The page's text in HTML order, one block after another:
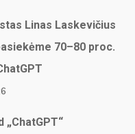
Linas Laskevičius
70–80 proc.
„ChatGPT“